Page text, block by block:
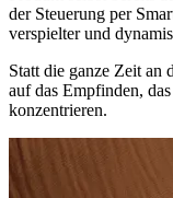
der Steuerung per
verspielter und
Statt die ganze Zeit an
auf das Empfinden,
konzentrieren.